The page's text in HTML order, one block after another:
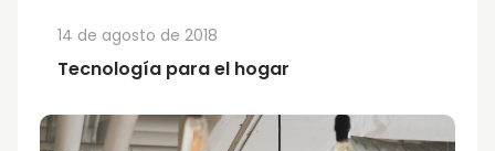
Tecnología para el hogar
14 de agosto de 2018